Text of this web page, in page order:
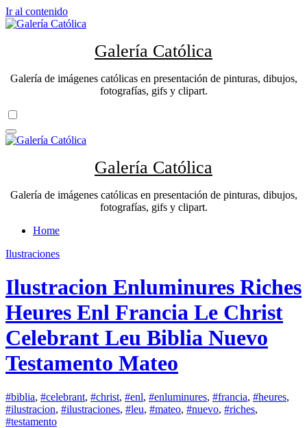
Ir al contenido
Galería Católica
Galería de imágenes católicas en presentación de pinturas, dibujos,
fotografías, gifs y clipart.
Galería Católica
Galería de imágenes católicas en presentación de pinturas, dibujos,
fotografías, gifs y clipart.
Home
Ilustraciones
Ilustracion Enluminures Riches
Heures Enl Francia Le Christ
Celebrant Leu Biblia Nuevo
Testamento Mateo
#biblia, #celebrant, #christ, #enl, #enluminures, #francia, #heures,
#ilustracion, #ilustraciones, #leu, #mateo, #nuevo, #riches,
#testamento